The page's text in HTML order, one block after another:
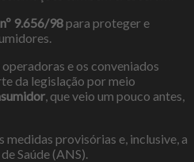
9.656/98 para proteger e
e os conveniados
da legislação por meio
, que veio um pouco antes,
medidas provisórias e, inclusive, a
Saúde (ANS).